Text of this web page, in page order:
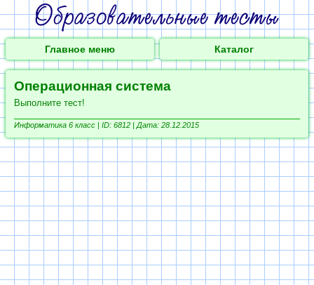
Главное меню Каталог
Операционная система
Выполните тест!
Информатика 6 класс | ID: 6812 | Дата: 28.12.2015